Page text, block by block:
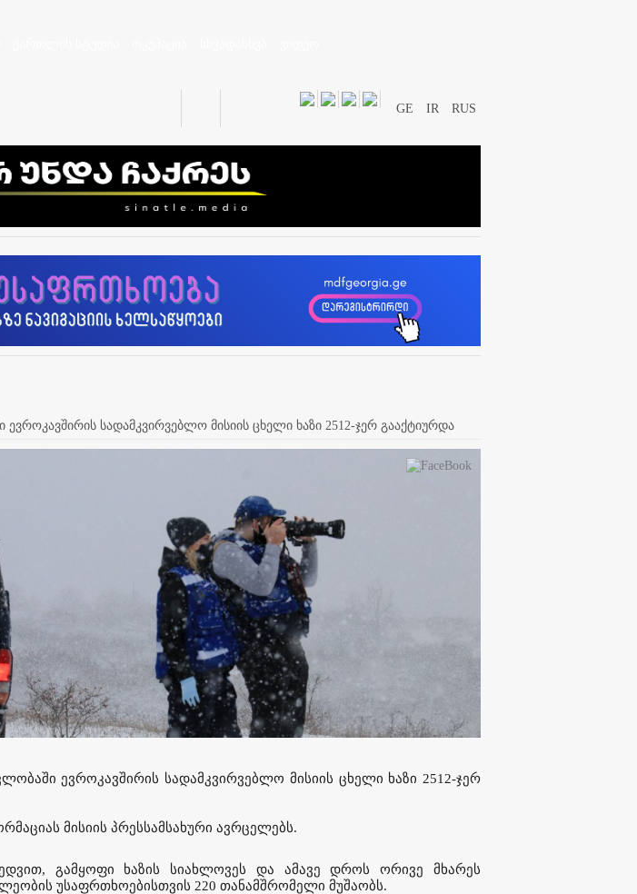
GE IR RUS
ევროკავშირის სადამკვირვებლო მისიის ცხელი ხაზი 2512-ჯერ გააქტიურდა
ევროკავშირის სადამკვირვებლო მისიის ცხელი ხაზი 2512-ჯერ
მისიის პრესსამსახური ავრცელებს.
გამყოფი ხაზის სიახლოვეს და ამავე დროს ორივე მხარეს
უსაფრთხოებისთვის 220 თანამშრომელი მუშაობს.